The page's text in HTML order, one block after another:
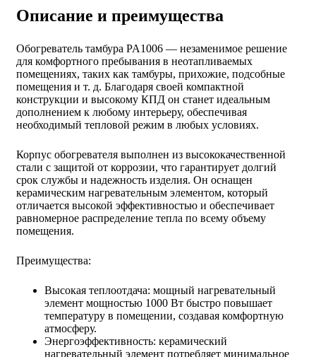
Описание и преимущества
Обогреватель тамбура PA1006 — незаменимое решение
для комфортного пребывания в неотапливаемых
помещениях, таких как тамбуры, прихожие, подсобные
помещения и т. д. Благодаря своей компактной
конструкции и высокому КПД он станет идеальным
дополнением к любому интерьеру, обеспечивая
необходимый тепловой режим в любых условиях.
Корпус обогревателя выполнен из высококачественной
стали с защитой от коррозии, что гарантирует долгий
срок службы и надежность изделия. Он оснащен
керамическим нагревательным элементом, который
отличается высокой эффективностью и обеспечивает
равномерное распределение тепла по всему объему
помещения.
Преимущества:
Высокая теплоотдача: мощный нагревательный
элемент мощностью 1000 Вт быстро повышает
температуру в помещении, создавая комфортную
атмосферу.
Энергоэффективность: керамический
нагревательный элемент потребляет минимальное